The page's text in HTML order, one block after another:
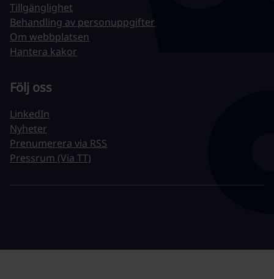
Tillgänglighet
Behandling av personuppgifter
Om webbplatsen
Hantera kakor
Följ oss
LinkedIn
Nyheter
Prenumerera via RSS
Pressrum (Via TT)